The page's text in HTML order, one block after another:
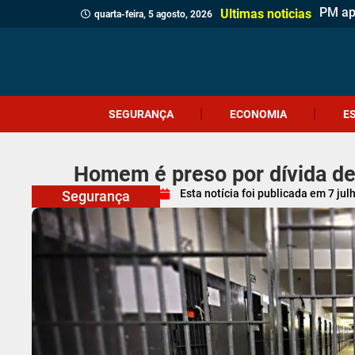
quarta-feira, 5 agosto, 2026 Ultimas noticias Home
Coral
Içara
PRF
Volta
SEGURANÇA ECONOMIA
Homem é preso por dívida
Segurança Esta notícia foi publicada em 7